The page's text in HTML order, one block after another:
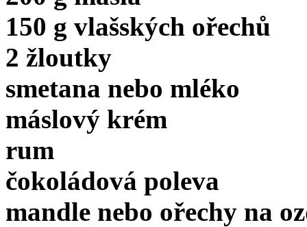
150 g vlašských ořechů
2 žloutky
smetana nebo mléko
máslový krém
rum
čokoládová poleva
mandle nebo ořechy na